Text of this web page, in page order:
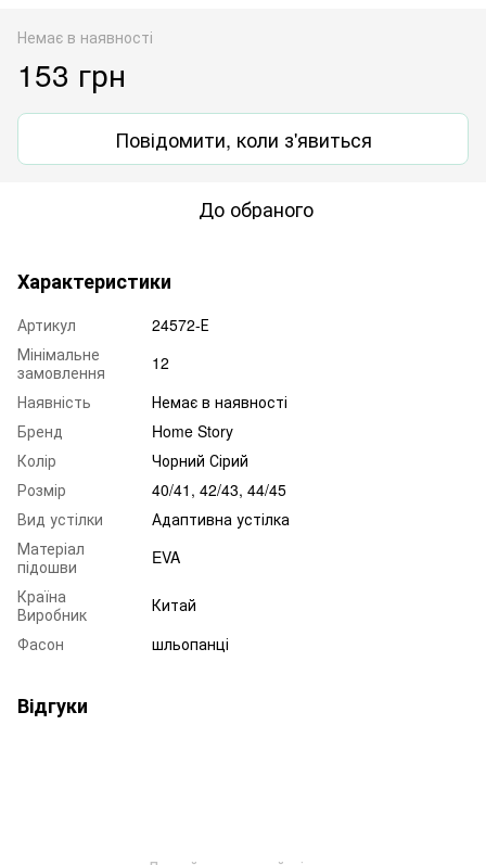
Немає в наявності
153 грн
Повідомити, коли з'явиться
До обраного
Характеристики
Артикул
24572-Е
Мінімальне
замовлення
12
Наявність
Немає в наявності
Бренд
Home Story
Колір
Чорний Сірий
Розмір
40/41, 42/43, 44/45
Вид устілки
Адаптивна устілка
Матеріал
підошви
EVA
Країна
Виробник
Китай
Фасон
шльопанці
Відгуки